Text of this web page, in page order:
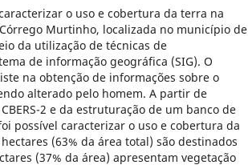
o uso e cobertura da terra na
Murtinho, localizada no município de
da utilização de técnicas de
de informação geográfica (SIG). O
na obtenção de informações sobre o
alterado pelo homem. A partir de
2 e da estruturação de um banco de
possível caracterizar o uso e cobertura da
(63% da área total) são destinados
(37% da área) apresentam vegetação